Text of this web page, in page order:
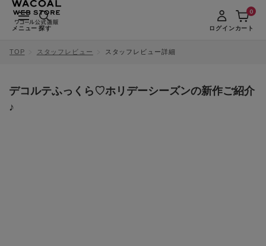
メニュー 探す ログインカート
0
TOP スタッフレビュー スタッフレビュー詳細
デコルテふっくら♡ホリデーシーズンの新作ご紹介
♪